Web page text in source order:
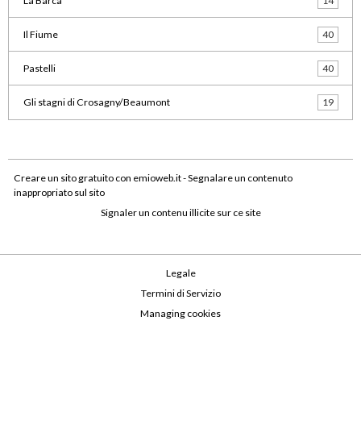
Il Fiume 40
Pastelli 40
Gli stagni di Crosagny/Beaumont 19
Creare un sito gratuito con emioweb.it -Segnalare un contenuto
inappropriato sul sito
Signaler un contenu illicite sur ce site
Legale
Termini di Servizio
Managing cookies